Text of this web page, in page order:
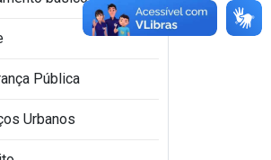
Pública
Urbanos